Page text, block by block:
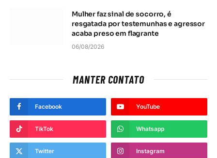
Mulher faz sinal de socorro, é
resgatada por testemunhas e agressor
acaba preso em flagrante
06/08/2026
MANTER CONTATO
Facebook YouTube
TikTok Whatsapp
Twitter Instagram